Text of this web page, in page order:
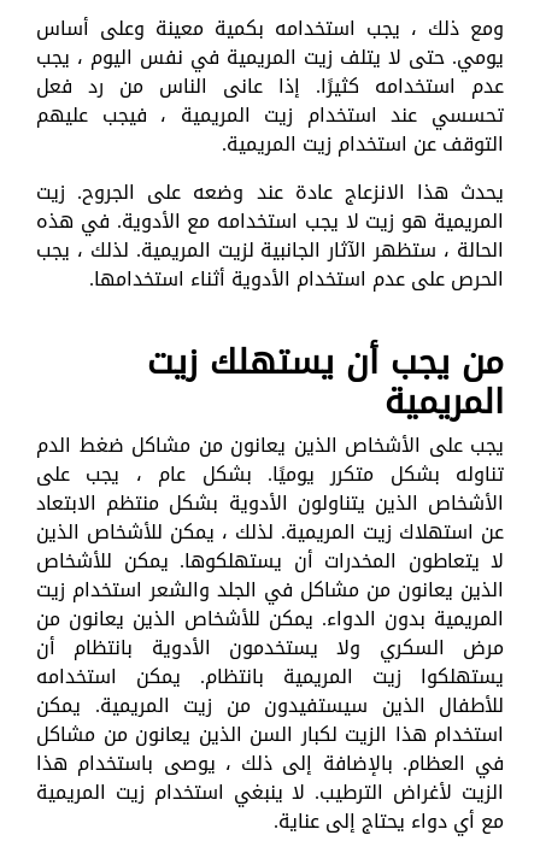
ومع ذلك ، يجب استخدامه بكمية معينة وعلى أساس
يومي. حتى لا يتلف زيت المريمية في نفس اليوم ، يجب
عدم استخدامه كثيرًا. إذا عانى الناس من رد فعل
تحسسي عند استخدام زيت المريمية ، فيجب عليهم
التوقف عن استخدام زيت المريمية.
يحدث هذا الانزعاج عادة عند وضعه على الجروح. زيت
المريمية هو زيت لا يجب استخدامه مع الأدوية. في هذه
الحالة ، ستظهر الآثار الجانبية لزيت المريمية. لذلك ، يجب
الحرص على عدم استخدام الأدوية أثناء استخدامها.
من يجب أن يستهلك زيت
المريمية
يجب على الأشخاص الذين يعانون من مشاكل ضغط الدم
تناوله بشكل متكرر يوميًا. بشكل عام ، يجب على
الأشخاص الذين يتناولون الأدوية بشكل منتظم الابتعاد
عن استهلاك زيت المريمية. لذلك ، يمكن للأشخاص الذين
لا يتعاطون المخدرات أن يستهلكوها. يمكن للأشخاص
الذين يعانون من مشاكل في الجلد والشعر استخدام زيت
المريمية بدون الدواء. يمكن للأشخاص الذين يعانون من
مرض السكري ولا يستخدمون الأدوية بانتظام أن
يستهلكوا زيت المريمية بانتظام. يمكن استخدامه
للأطفال الذين سيستفيدون من زيت المريمية. يمكن
استخدام هذا الزيت لكبار السن الذين يعانون من مشاكل
في العظام. بالإضافة إلى ذلك ، يوصى باستخدام هذا
الزيت لأغراض الترطيب. لا ينبغي استخدام زيت المريمية
مع أي دواء يحتاج إلى عناية.